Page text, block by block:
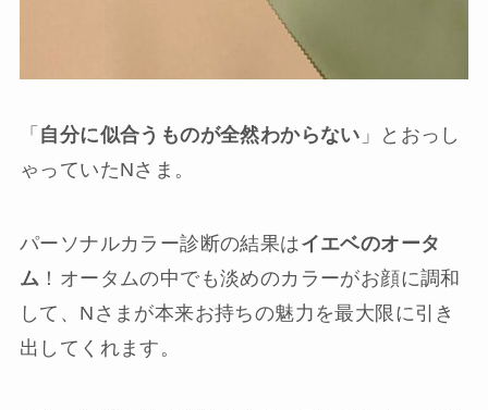
「 自分に似合うものが全然わからない 」とおっし
ゃっていたNさま。
パーソナルカラー診断の結果はイエベのオータ
ム ！オータムの中でも淡めのカラーがお顔に調和
して、Nさまが本来お持ちの魅力を最大限に引き
出してくれます。